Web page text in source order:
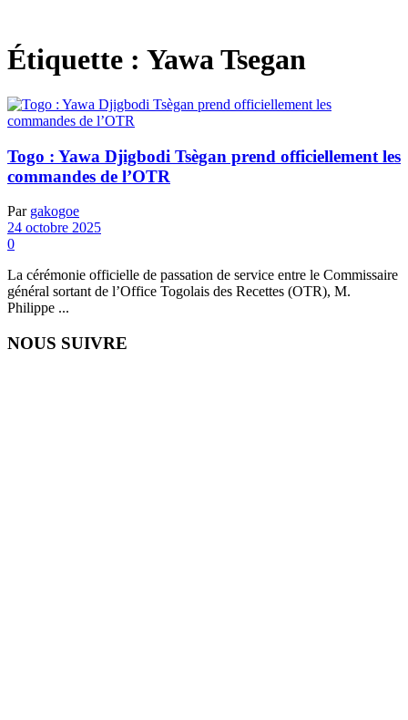
Étiquette : Yawa Tsegan
Togo : Yawa Djigbodi Tsègan prend officiellement les
commandes de l’OTR
Par gakogoe
24 octobre 2025
0
La cérémonie officielle de passation de service entre le Commissaire
général sortant de l’Office Togolais des Recettes (OTR), M.
Philippe ...
NOUS SUIVRE